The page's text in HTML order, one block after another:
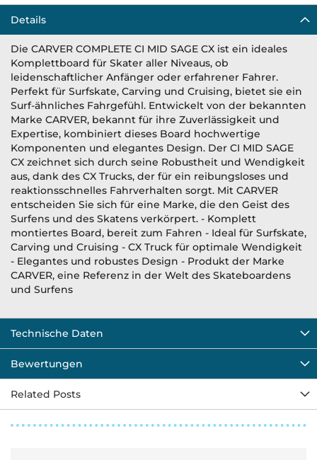
Details
Die CARVER COMPLETE CI MID SAGE CX ist ein ideales
Komplettboard für Skater aller Niveaus, ob
leidenschaftlicher Anfänger oder erfahrener Fahrer.
Perfekt für Surfskate, Carving und Cruising, bietet sie ein
Surf-ähnliches Fahrgefühl. Entwickelt von der bekannten
Marke CARVER, bekannt für ihre Zuverlässigkeit und
Expertise, kombiniert dieses Board hochwertige
Komponenten und elegantes Design. Der CI MID SAGE
CX zeichnet sich durch seine Robustheit und Wendigkeit
aus, dank des CX Trucks, der für ein reibungsloses und
reaktionsschnelles Fahrverhalten sorgt. Mit CARVER
entscheiden Sie sich für eine Marke, die den Geist des
Surfens und des Skatens verkörpert. - Komplett
montiertes Board, bereit zum Fahren - Ideal für Surfskate,
Carving und Cruising - CX Truck für optimale Wendigkeit
- Elegantes und robustes Design - Produkt der Marke
CARVER, eine Referenz in der Welt des Skateboardens
und Surfens
Technische Daten
Bewertungen
Related Posts